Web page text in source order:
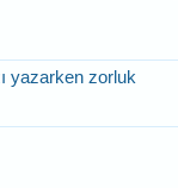
yazarken zorluk